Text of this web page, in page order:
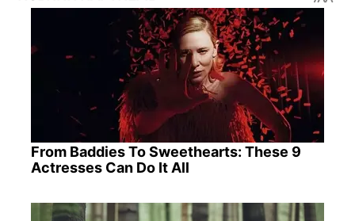
From Baddies To Sweethearts: These 9
Actresses Can Do It All